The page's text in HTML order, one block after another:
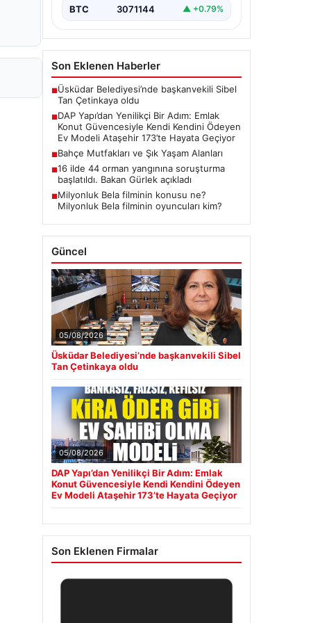
Gayrimenkul Geliştirme, dikkat çekici
BTC 3071144 ▲ +0.79%
Son Eklenen Haberler
■Üsküdar Belediyesi’nde başkanvekili Sibel
Tan Çetinkaya oldu
■DAP Yapı’dan Yenilikçi Bir Adım: Emlak
Konut Güvencesiyle Kendi Kendini Ödeyen
Ev Modeli Ataşehir 173’te Hayata Geçiyor
■Bahçe Mutfakları ve Şık Yaşam Alanları
■16 ilde 44 orman yangınına soruşturma
başlatıldı. Bakan Gürlek açıkladı
■Milyonluk Bela filminin konusu ne?
Milyonluk Bela filminin oyuncuları kim?
Güncel
05/08/2026
Üsküdar Belediyesi’nde başkanvekili Sibel
Tan Çetinkaya oldu
05/08/2026
DAP Yapı’dan Yenilikçi Bir Adım: Emlak
Konut Güvencesiyle Kendi Kendini Ödeyen
Ev Modeli Ataşehir 173’te Hayata Geçiyor
Son Eklenen Firmalar